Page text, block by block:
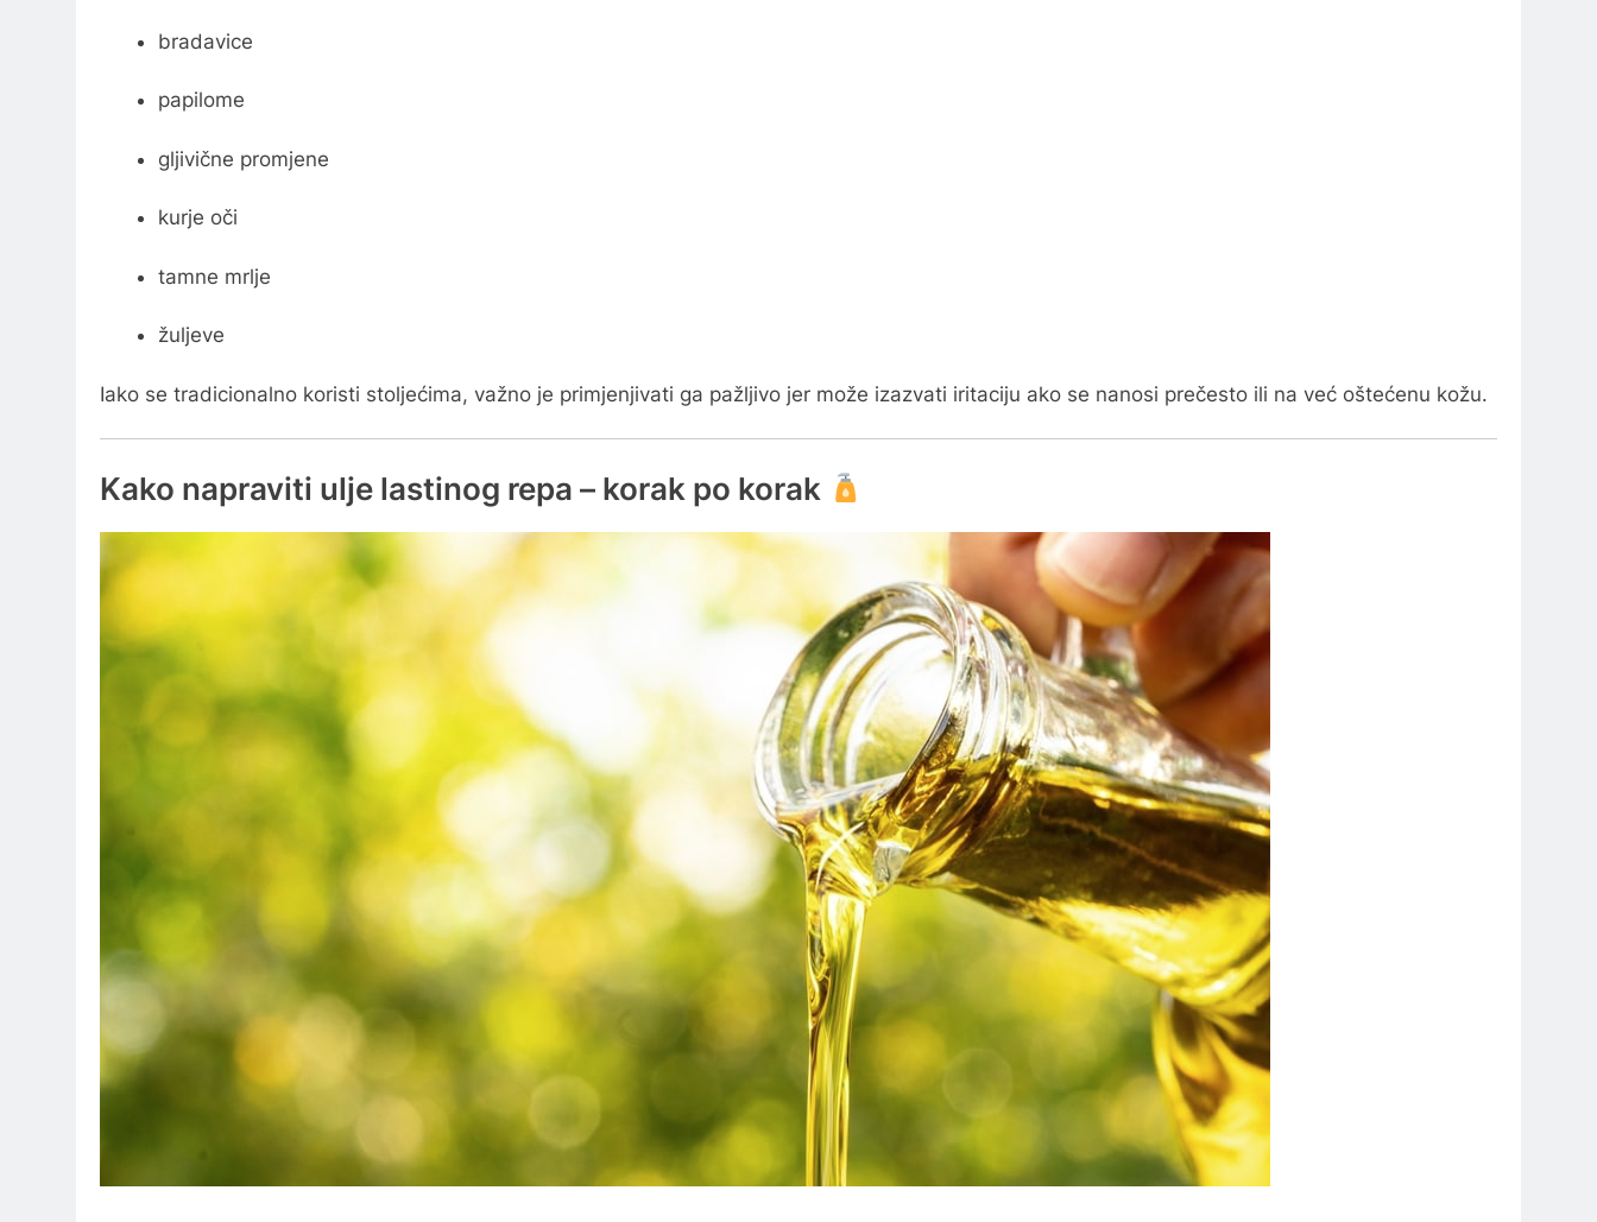
bradavice
papilome
gljivične promjene
kurje oči
tamne mrlje
žuljeve
Iako se tradicionalno koristi stoljećima, važno je primjenjivati ga pažljivo jer može izazvati iritaciju ako se nanosi prečesto ili na već oštećenu kožu.
Kako napraviti ulje lastinog repa – korak po korak